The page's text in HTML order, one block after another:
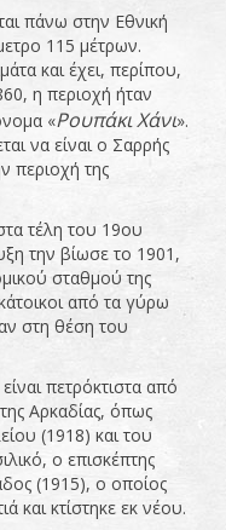
πάνω στην Εθνική
115 μέτρων.
και έχει, περίπου,
η περιοχή ήταν
«Ρουπάκι Χάνι».
να είναι ο Σαρρής
περιοχή της
τέλη του 19ου
την βίωσε το 1901,
σταθμού της
από τα γύρω
στη θέση του
πετρόκτιστα από
Αρκαδίας, όπως
(1918) και του
ο επισκέπτης
(1915), ο οποίος
και κτίστηκε εκ νέου.